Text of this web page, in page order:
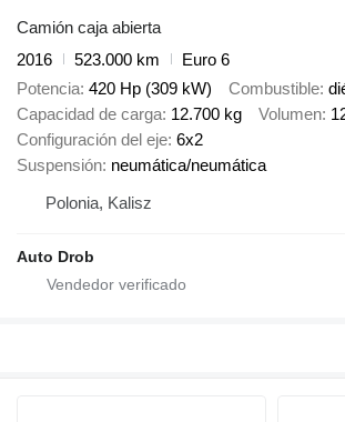
Camión caja abierta
2016
523.000 km
Euro 6
Potencia 420 Hp (309 kW) Combustible
Capacidad de carga 12.700 kg Volumen
Configuración del eje 6x2
Suspensión neumática/neumática
Polonia, Kalisz
Auto Drob